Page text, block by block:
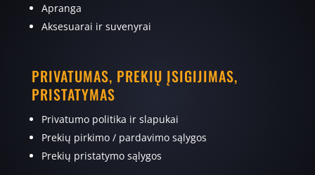
Apranga
Aksesuarai ir suvenyrai
PRIVATUMAS, PREKIŲ ĮSIGIJIMAS,
PRISTATYMAS
Privatumo politika ir slapukai
Prekių pirkimo / pardavimo sąlygos
Prekių pristatymo sąlygos